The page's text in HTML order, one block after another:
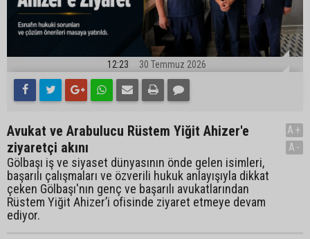
12:23 30 Temmuz 2026
Avukat ve Arabulucu Rüstem Yiğit Ahizer'e
ziyaretçi akını
Gölbaşı iş ve siyaset dünyasının önde gelen isimleri,
başarılı çalışmaları ve özverili hukuk anlayışıyla dikkat
çeken Gölbaşı'nın genç ve başarılı avukatlarından
Rüstem Yiğit Ahizer’i ofisinde ziyaret etmeye devam
ediyor.
A+
A-